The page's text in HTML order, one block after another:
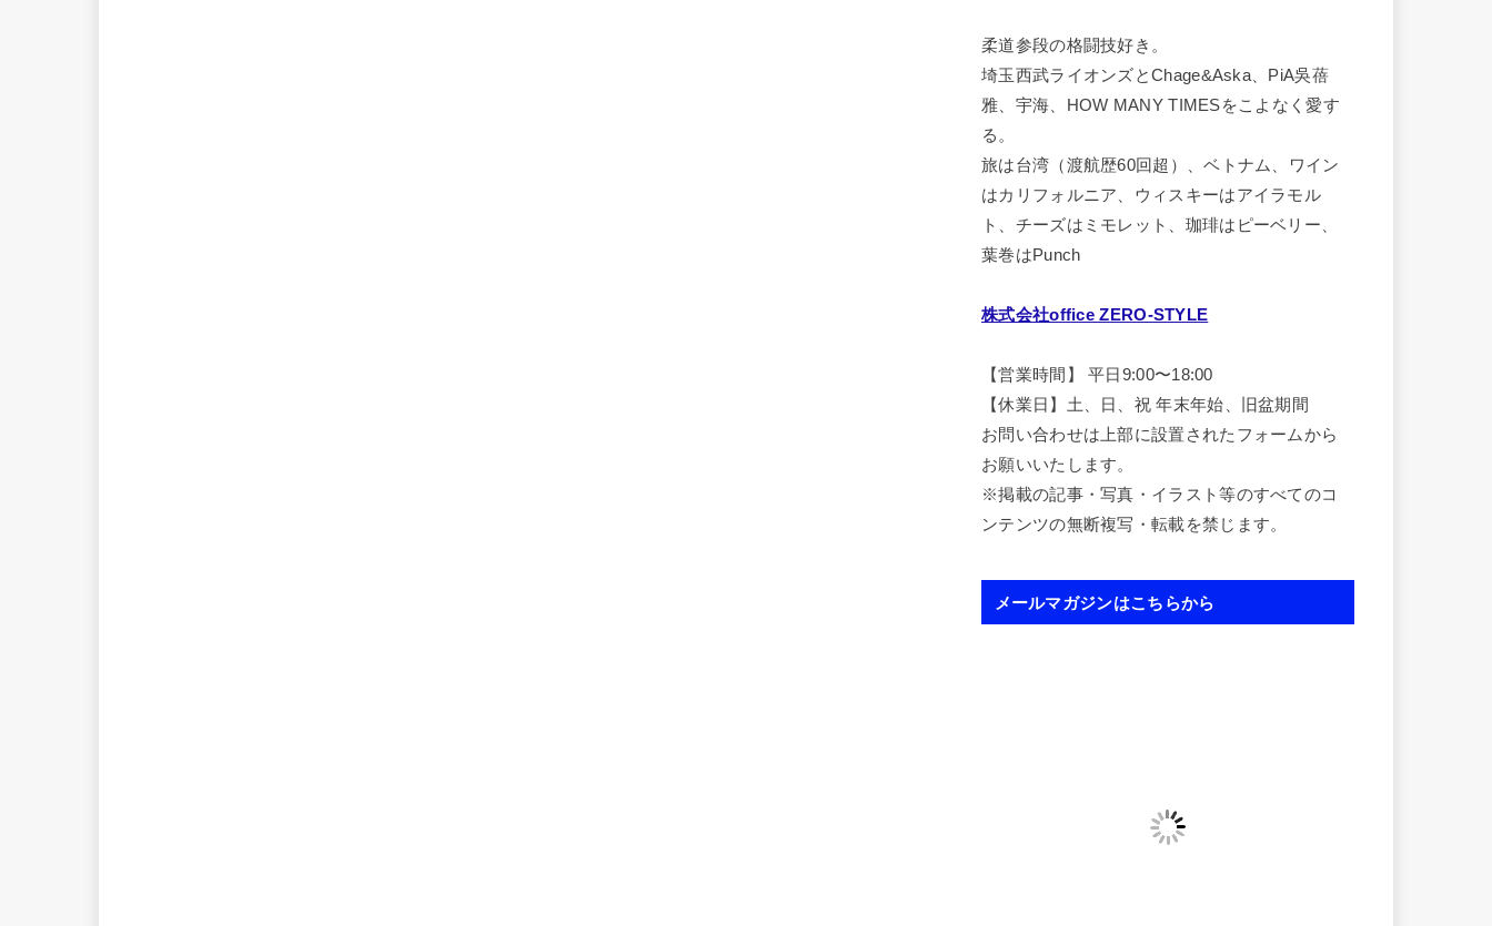
柔道参段の格闘技好き。
埼玉西武ライオンズとChage&Aska、PiA吳蓓
雅、宇海、HOW MANY TIMESをこよなく愛す
る。
旅は台湾（渡航歴60回超）、ベトナム、ワイン
はカリフォルニア、ウィスキーはアイラモル
ト、チーズはミモレット、珈琲はピーベリー、
葉巻はPunch
株式会社office ZERO-STYLE
【営業時間】 平日9:00〜18:00
【休業日】土、日、祝 年末年始、旧盆期間
お問い合わせは上部に設置されたフォームから
お願いいたします。
※掲載の記事・写真・イラスト等のすべてのコ
ンテンツの無断複写・転載を禁じます。
メールマガジンはこちらから